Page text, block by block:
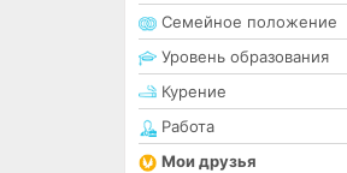
Семейное положение
Уровень образования
Курение
Работа
Мои друзья